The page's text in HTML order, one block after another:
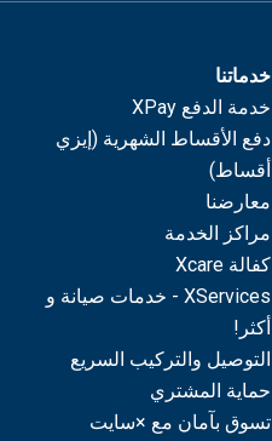
خدماتنا
خدمة الدفع XPay
دفع الأقساط الشهرية (إيزي
أقساط)
معارضنا
مراكز الخدمة
كفالة Xcare
XServices - خدمات صيانة و
أكثر!
التوصيل والتركيب السريع
حماية المشتري
تسوق بآمان مع ×سايت